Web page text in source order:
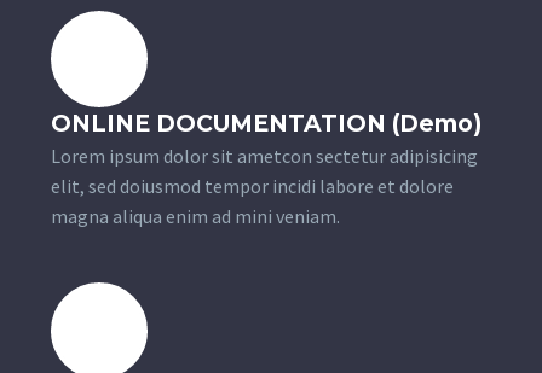
ONLINE DOCUMENTATION (Demo)
Lorem ipsum dolor sit ametcon sectetur adipisicing
elit, sed doiusmod tempor incidi labore et dolore
magna aliqua enim ad mini veniam.